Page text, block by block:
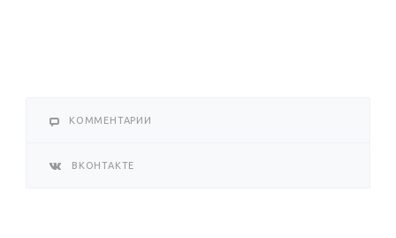
КОММЕНТАРИИ
ВКОНТАКТЕ